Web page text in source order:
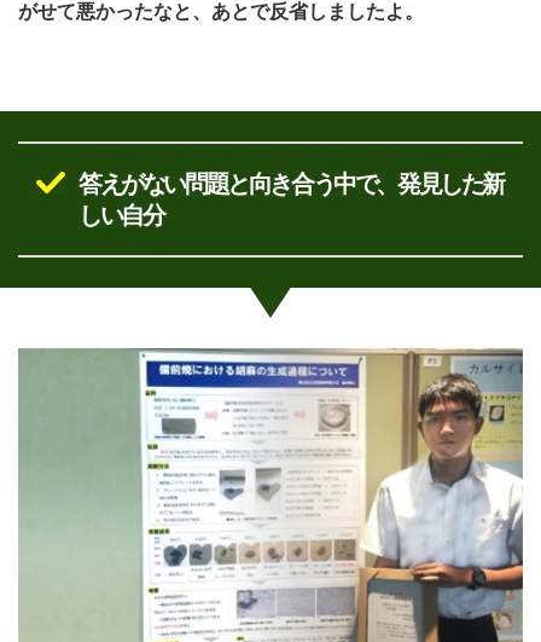
がせて悪かったなと、あとで反省しましたよ。
答えがない問題と向き合う中で、発見した新
しい自分